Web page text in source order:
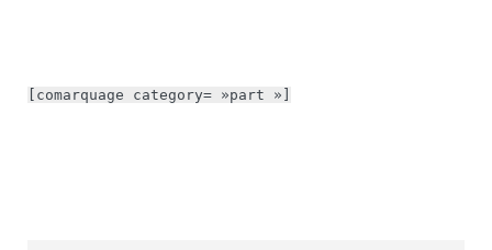
[comarquage category= »part »]